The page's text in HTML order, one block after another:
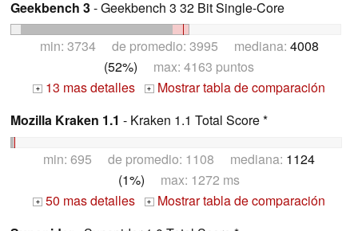
Geekbench 3- Geekbench 3 32 Bit Single-Core
min: 3734 de promedio: 3995 mediana: 4008
(52%) max: 4163 puntos
+ 13 mas detalles + Mostrar tabla de comparación
Mozilla Kraken 1.1 - Kraken 1.1 Total Score *
min: 695 de promedio: 1108 mediana: 1124
(1%) max: 1272 ms
+ 50 mas detalles + Mostrar tabla de comparación